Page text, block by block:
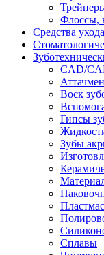
Флоссы,
Средства
CAD/
Воск
Гипсы
Зубы
Сплавы